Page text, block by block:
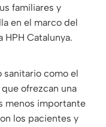
familiares y
en el marco del
HPH Catalunya.
sanitario como el
ofrezcan una
menos importante
los pacientes y